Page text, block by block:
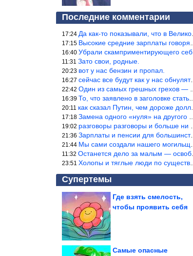
Последние комментарии
17:24 Да как-то показывали, что в Великобритании вообще корм для живот
17:15 Высокие средние зарплаты говорят о заоблачных зарплатах определё
16:40 Убрали скамприментирующего себя марианетку, кто будет следующим…
11:31 Зато свои, родные.
20:23 вот у нас бензин и пропал.
16:27 сейчас все будут как у нас обнуляться.
22:42 Один из самых грешных грехов — считать себя непогрешимым.
16:39 То, что заявлено в заголовке статьи противоречит утверждению &qu
20:11 как сказал Путин, чем дороже доллар тем дороже нефть продадим.
17:18 Замена одного «нуля» на другого «нуля» в рамках одной и той же с
19:02 разговоры разговоры и больше ни чего 9я часть балабола.
21:36 Зарплаты и пенсии для большинства населения в регионах нищенские
21:44 Мы сами создали нашего могильщика, это ИИ. Он нас и похоронит. М
11:32 Останется дело за малым — освободить планету Земля от глупого ви
23:51 Холопы и тяглые люди по существу одно и тоже. Буржуи и холопы сн
Супертемы
11 переименованных
Где взять смелость,
чтобы проявить себя
Самые опасные